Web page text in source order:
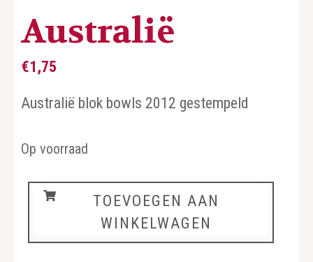
Australië
€1,75
Australië blok bowls 2012 gestempeld
Op voorraad
Australië
TOEVOEGEN AAN
WINKELWAGEN